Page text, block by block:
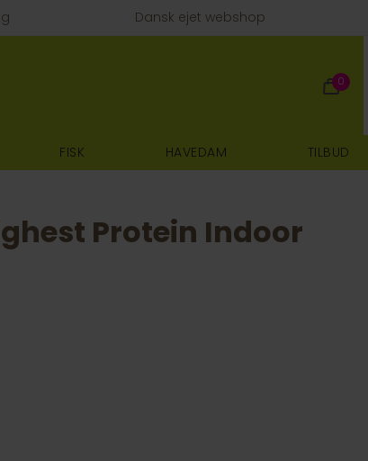
Dansk ejet webshop
0
FISK HAVEDAM TILBUD
Protein Indoor